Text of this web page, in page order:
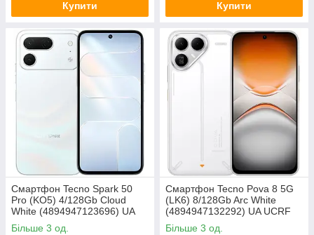
Купити Купити
Смартфон Tecno Spark 50
Pro (KO5) 4/128Gb Cloud
White (4894947123696) UA
UCRF
Більше 3 од.
Смартфон Tecno Pova 8 5G
(LK6) 8/128Gb Arc White
(4894947132292) UA UCRF
Більше 3 од.